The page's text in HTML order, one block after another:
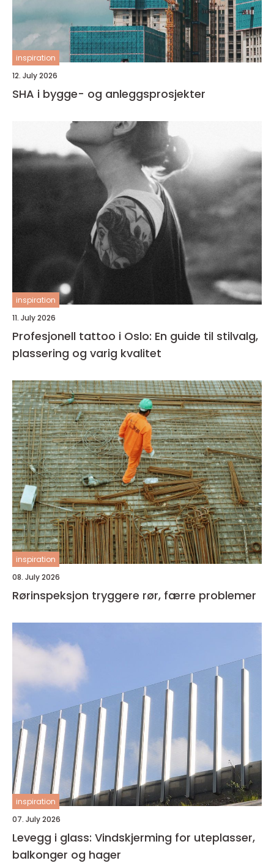
inspiration
12. July 2026
SHA i bygge- og anleggsprosjekter
inspiration
11. July 2026
Profesjonell tattoo i Oslo: En guide til stilvalg,
plassering og varig kvalitet
inspiration
08. July 2026
Rørinspeksjon tryggere rør, færre problemer
inspiration
07. July 2026
Levegg i glass: Vindskjerming for uteplasser,
balkonger og hager